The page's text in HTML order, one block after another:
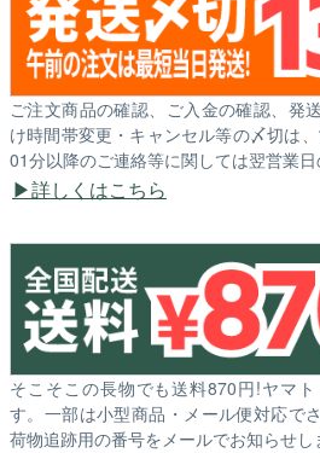
ご注文商品の確認、ご入金の確認、発
け時間帯変更・キャンセル等の〆切は
01分以降のご連絡等に関しては翌営業日
詳しくはこちら
そこそこの長物でも送料870円!ヤマ
す。一部は小型商品・メール便対応で
荷物追跡用の番号をメールでお知らせし